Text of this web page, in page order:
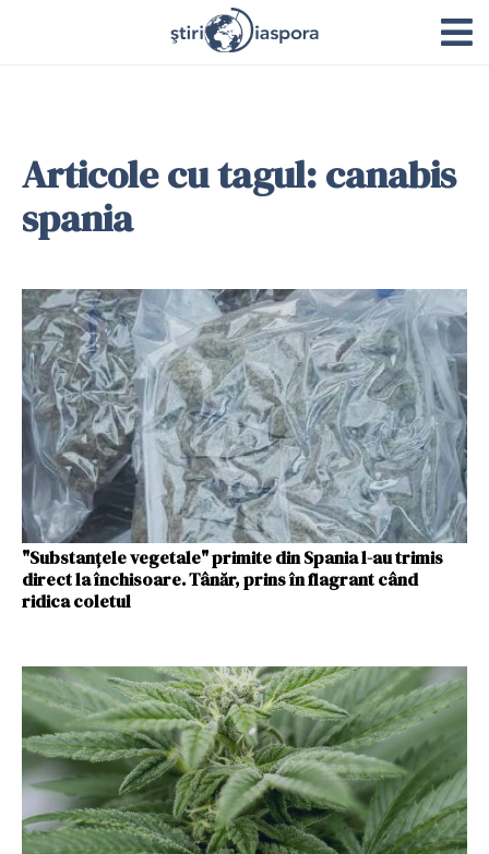
Articole cu tagul: canabis
spania
"Substanțele vegetale" primite din Spania l-au trimis
direct la închisoare. Tânăr, prins în flagrant când
ridica coletul